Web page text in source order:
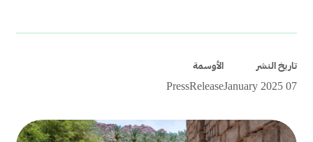
تاريخ النشر
07 January 2025
الأوسمة
PressRelease